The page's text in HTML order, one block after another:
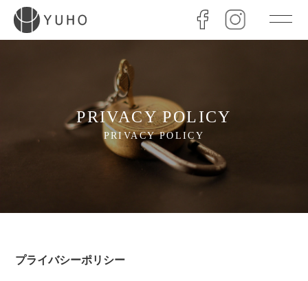
PRIVACY POLICY
PRIVACY POLICY
プライバシーポリシー